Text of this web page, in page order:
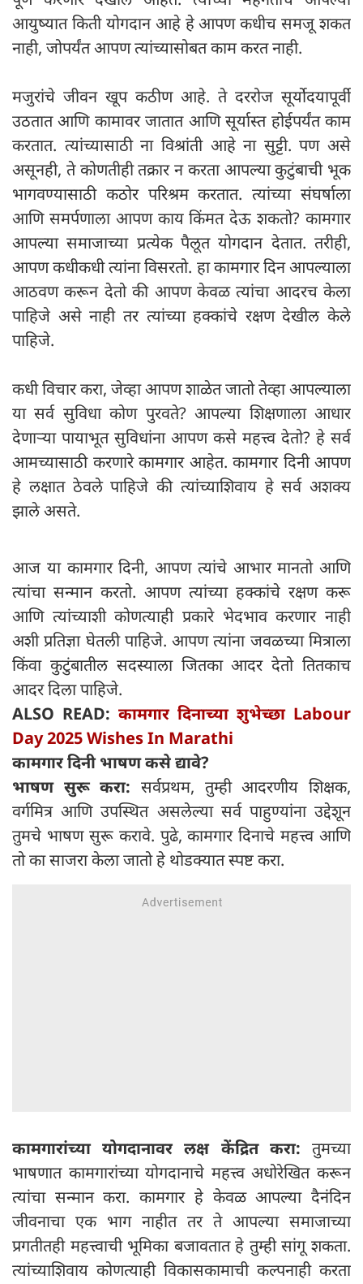
आयुष्यात किती योगदान आहे हे आपण कधीच समजू शकत
नाही, जोपर्यंत आपण त्यांच्यासोबत काम करत नाही.
मजुरांचे जीवन खूप कठीण आहे. ते दररोज सूर्योदयापूर्वी
उठतात आणि कामावर जातात आणि सूर्यास्त होईपर्यंत काम
करतात. त्यांच्यासाठी ना विश्रांती आहे ना सुट्टी. पण असे
असूनही, ते कोणतीही तक्रार न करता आपल्या कुटुंबाची भूक
भागवण्यासाठी कठोर परिश्रम करतात. त्यांच्या संघर्षाला
आणि समर्पणाला आपण काय किंमत देऊ शकतो? कामगार
आपल्या समाजाच्या प्रत्येक पैलूत योगदान देतात. तरीही,
आपण कधीकधी त्यांना विसरतो. हा कामगार दिन आपल्याला
आठवण करून देतो की आपण केवळ त्यांचा आदरच केला
पाहिजे असे नाही तर त्यांच्या हक्कांचे रक्षण देखील केले
पाहिजे.
कधी विचार करा, जेव्हा आपण शाळेत जातो तेव्हा आपल्याला
या सर्व सुविधा कोण पुरवते? आपल्या शिक्षणाला आधार
देणाऱ्या पायाभूत सुविधांना आपण कसे महत्त्व देतो? हे सर्व
आमच्यासाठी करणारे कामगार आहेत. कामगार दिनी आपण
हे लक्षात ठेवले पाहिजे की त्यांच्याशिवाय हे सर्व अशक्य
झाले असते.
आज या कामगार दिनी, आपण त्यांचे आभार मानतो आणि
त्यांचा सन्मान करतो. आपण त्यांच्या हक्कांचे रक्षण करू
आणि त्यांच्याशी कोणत्याही प्रकारे भेदभाव करणार नाही
अशी प्रतिज्ञा घेतली पाहिजे. आपण त्यांना जवळच्या मित्राला
किंवा कुटुंबातील सदस्याला जितका आदर देतो तितकाच
आदर दिला पाहिजे.
ALSO READ: कामगार दिनाच्या शुभेच्छा Labour
Day 2025 Wishes In Marathi
कामगार दिनी भाषण कसे द्यावे?
भाषण सुरू करा: सर्वप्रथम, तुम्ही आदरणीय शिक्षक,
वर्गमित्र आणि उपस्थित असलेल्या सर्व पाहुण्यांना उद्देशून
तुमचे भाषण सुरू करावे. पुढे, कामगार दिनाचे महत्त्व आणि
तो का साजरा केला जातो हे थोडक्यात स्पष्ट करा.
कामगारांच्या योगदानावर लक्ष केंद्रित करा: तुमच्या
भाषणात कामगारांच्या योगदानाचे महत्त्व अधोरेखित करून
त्यांचा सन्मान करा. कामगार हे केवळ आपल्या दैनंदिन
जीवनाचा एक भाग नाहीत तर ते आपल्या समाजाच्या
प्रगतीतही महत्त्वाची भूमिका बजावतात हे तुम्ही सांगू शकता.
त्यांच्याशिवाय कोणत्याही विकासकामाची कल्पनाही करता